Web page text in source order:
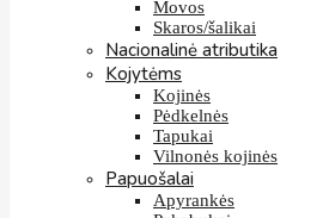
Movos
Skaros/šalikai
Nacionalinė atributika
Kojytėms
Kojinės
Pėdkelnės
Tapukai
Vilnonės kojinės
Papuošalai
Apyrankės